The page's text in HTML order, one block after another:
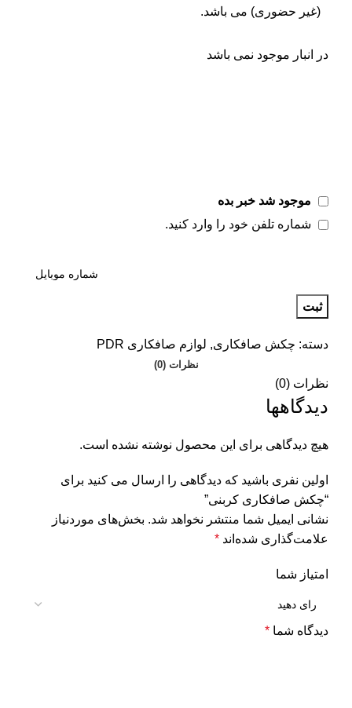
(غیر حضوری) می باشد.
در انبار موجود نمی باشد
موجود شد خبر بده
شماره تلفن خود را وارد کنید.
ثبت
دسته: چکش صافکاری, لوازم صافکاری PDR
نظرات (0)
نظرات (0)
دیدگاهها
هیچ دیدگاهی برای این محصول نوشته نشده است.
اولین نفری باشید که دیدگاهی را ارسال می کنید برای
“چکش صافکاری کربنی”
نشانی ایمیل شما منتشر نخواهد شد. بخش‌های موردنیاز
علامت‌گذاری شده‌اند *
امتیاز شما
دیدگاه شما *